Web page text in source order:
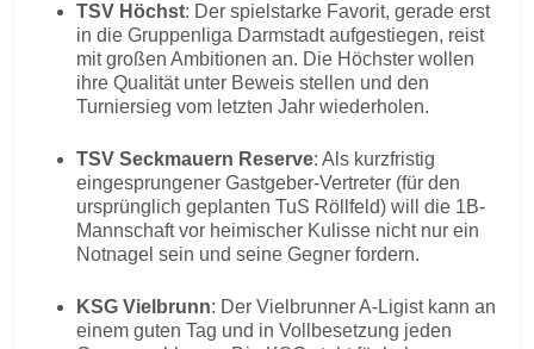
TSV Höchst: Der spielstarke Favorit, gerade erst
in die Gruppenliga Darmstadt aufgestiegen, reist
mit großen Ambitionen an. Die Höchster wollen
ihre Qualität unter Beweis stellen und den
Turniersieg vom letzten Jahr wiederholen.
TSV Seckmauern Reserve: Als kurzfristig
eingesprungener Gastgeber-Vertreter (für den
ursprünglich geplanten TuS Röllfeld) will die 1B-
Mannschaft vor heimischer Kulisse nicht nur ein
Notnagel sein und seine Gegner fordern.
KSG Vielbrunn: Der Vielbrunner A-Ligist kann an
einem guten Tag und in Vollbesetzung jeden